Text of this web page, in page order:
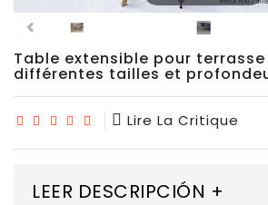
De
Salle
À
Manger
Porcelaine
Table extensible pour
différentes tailles et
Lire La Critique
LEER DESCRIPCIÓN +